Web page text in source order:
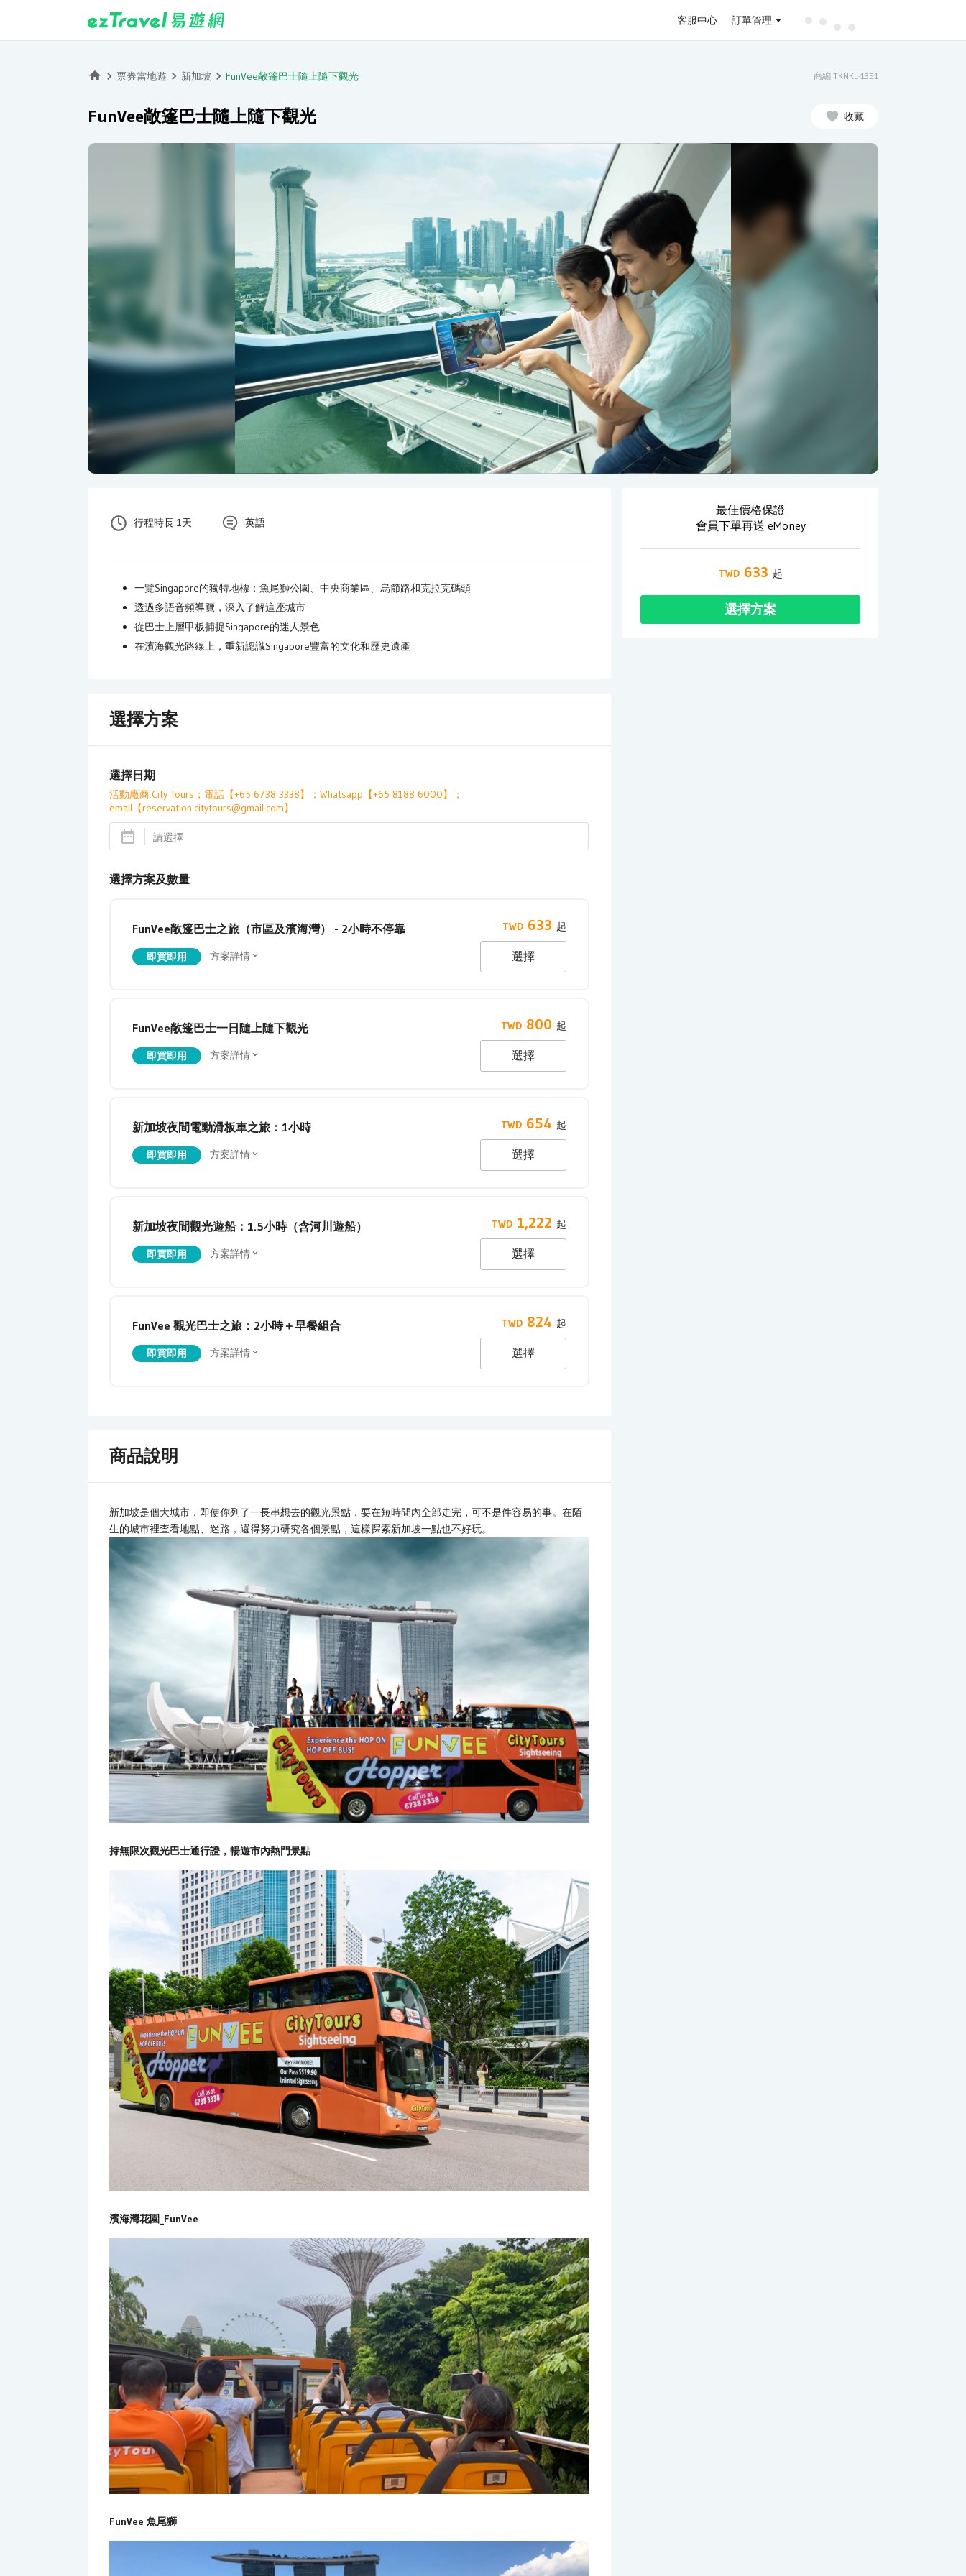
客服中心 訂單管理
票券當地遊 新加坡 FunVee敞篷巴士隨上隨下觀光 商編 TKNKL-1351
FunVee敞篷巴士隨上隨下觀光 收藏
行程時長 1天 英語
一覽Singapore的獨特地標：魚尾獅公園、中央商業區、烏節路和克拉克碼頭
透過多語音頻導覽，深入了解這座城市
從巴士上層甲板捕捉Singapore的迷人景色
在濱海觀光路線上，重新認識Singapore豐富的文化和歷史遺產
選擇方案
選擇日期
活動廠商:City Tours；電話【+65 6738 3338】；Whatsapp【+65 8188 6000】；
email【reservation.citytours@gmail.com】
選擇方案及數量
FunVee敞篷巴士之旅（市區及濱海灣） - 2小時不停靠
即買即用 方案詳情
633
選擇
FunVee敞篷巴士一日隨上隨下觀光
即買即用 方案詳情
800
選擇
新加坡夜間電動滑板車之旅：1小時
即買即用 方案詳情
654
選擇
新加坡夜間觀光遊船：1.5小時（含河川遊船）
即買即用 方案詳情
1,222
選擇
FunVee 觀光巴士之旅：2小時＋早餐組合
即買即用 方案詳情
824
選擇
商品說明
新加坡是個大城市，即使你列了一長串想去的觀光景點，要在短時間內全部走完，可不是件容易的事。在陌
生的城市裡查看地點、迷路，還得努力研究各個景點，這樣探索新加坡一點也不好玩。
持無限次觀光巴士通行證，暢遊市內熱門景點
濱海灣花園_FunVee
FunVee 魚尾獅
最佳價格保證
會員下單再送 eMoney
633
選擇方案